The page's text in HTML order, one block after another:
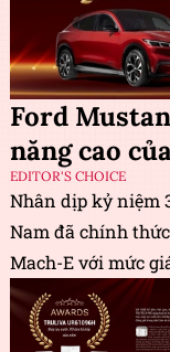
Ford
năng cao
EDITOR'S CHOICE
Nhân dịp kỷ niệm
Nam đã chính
Mach-E với mức